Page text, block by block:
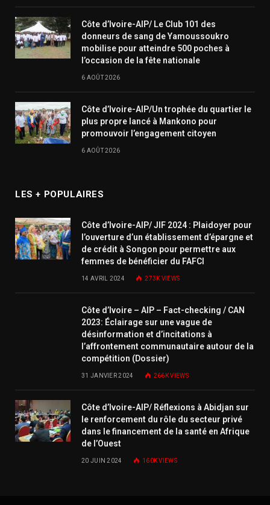
Côte d’Ivoire-AIP/ Le Club 101 des
donneurs de sang de Yamoussoukro
mobilise pour atteindre 500 poches à
l’occasion de la fête nationale
6 AOÛT 2026
Côte d’Ivoire-AIP/Un trophée du quartier le
plus propre lancé à Mankono pour
promouvoir l’engagement citoyen
6 AOÛT 2026
LES + POPULAIRES
Côte d’Ivoire-AIP/ JIF 2024 : Plaidoyer pour
l’ouverture d’un établissement d’épargne et
de crédit à Songon pour permettre aux
femmes de bénéficier du FAFCI
14 AVRIL 2024 273K VIEWS
Côte d’Ivoire – AIP – Fact-checking / CAN
2023: Éclairage sur une vague de
désinformation et d’incitations à
l’affrontement communautaire autour de la
compétition (Dossier)
31 JANVIER 2024 266KVIEWS
Côte d’Ivoire-AIP/ Réflexions à Abidjan sur
le renforcement du rôle du secteur privé
dans le financement de la santé en Afrique
de l’Ouest
20 JUIN 2024 160KVIEWS